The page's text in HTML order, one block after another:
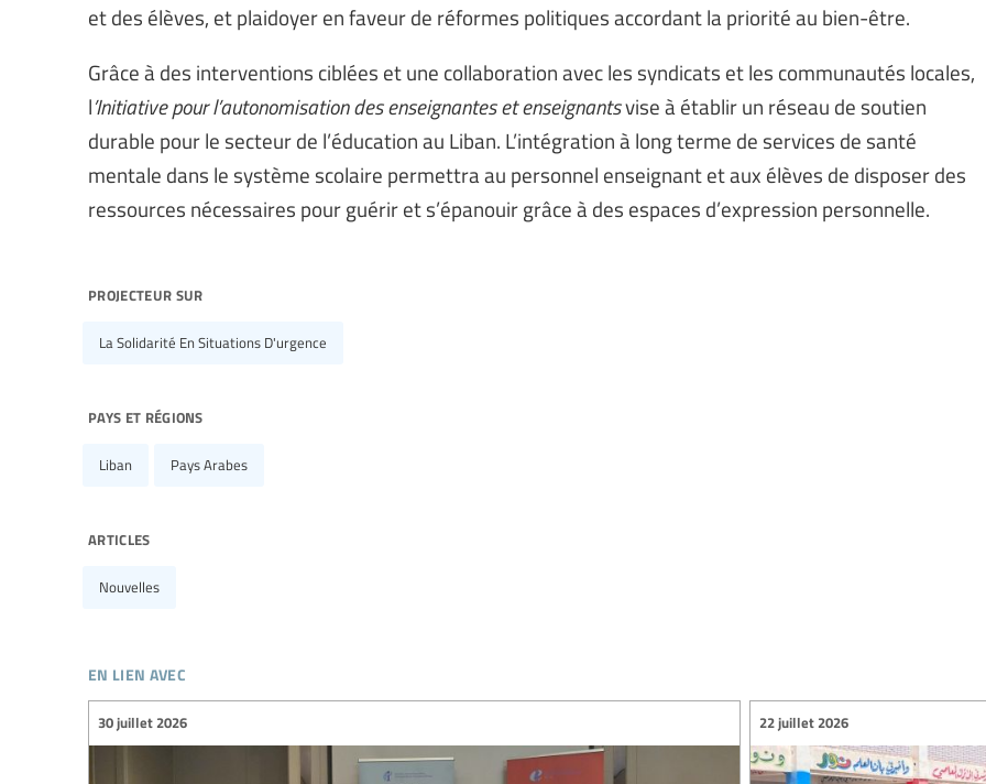
et des élèves, et plaidoyer en faveur de réformes politiques accordant la priorité au bien-être.
Grâce à des interventions ciblées et une collaboration avec les syndicats et les communautés locales,
l’Initiative pour l’autonomisation des enseignantes et enseignantsvise à établir un réseau de soutien
durable pour le secteur de l’éducation au Liban. L’intégration à long terme de services de santé
mentale dans le système scolaire permettra au personnel enseignant et aux élèves de disposer des
ressources nécessaires pour guérir et s’épanouir grâce à des espaces d’expression personnelle.
projecteur sur
La Solidarité En Situations D'urgence
pays et régions
Liban Pays Arabes
articles
Nouvelles
en lien avec
30 juillet 2026 22 juillet 2026